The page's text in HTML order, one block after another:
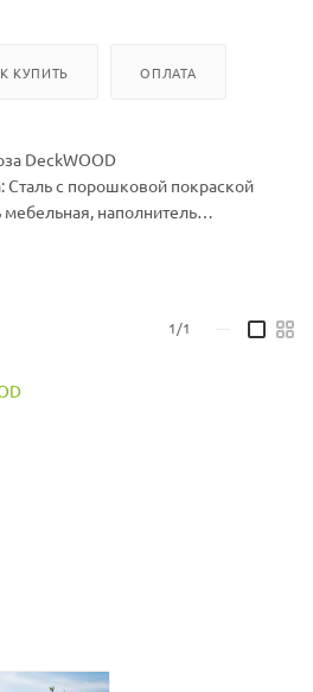
КУПИТЬ ОПЛАТА
DeckWOOD
Сталь с порошковой покраской
наполнитель
х 1300 х 710
1/1